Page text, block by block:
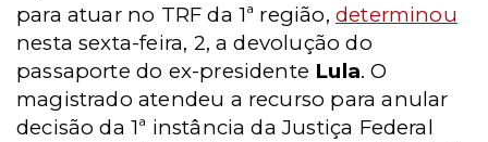
para atuar no TRF da 1ª região, determinou
nesta sexta-feira, 2, a devolução do
passaporte do ex-presidente Lula. O
magistrado atendeu a recurso para anular
decisão da 1ª instância da Justiça Federal